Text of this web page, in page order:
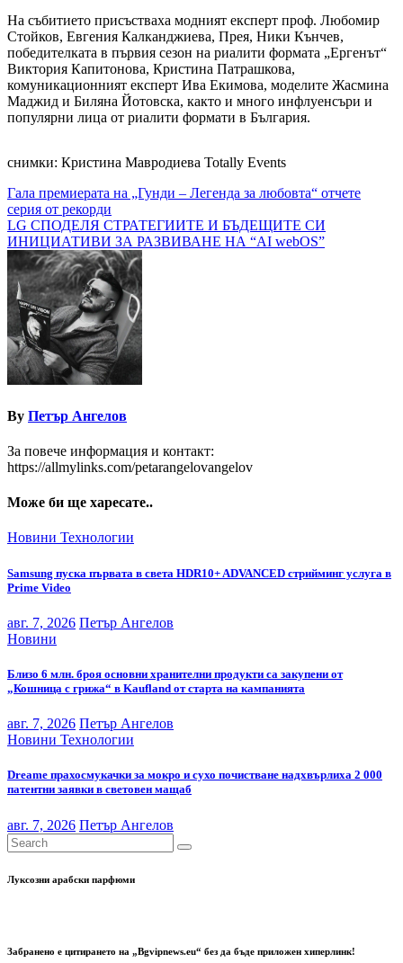
На събитието присъстваха модният експерт проф. Любомир
Стойков, Евгения Калканджиева, Прея, Ники Кънчев,
победителката в първия сезон на риалити формата „Ергенът“
Виктория Капитонова, Кристина Патрашкова,
комуникационният експерт Ива Екимова, моделите Жасмина
Маджид и Биляна Йотовска, както и много инфлуенсъри и
популярни лица от риалити формати в България.
снимки: Кристина Мавродиева Totally Events
Навигация
Гала премиерата на „Гунди – Легенда за любовта“ отчете
серия от рекорди
LG СПОДЕЛЯ СТРАТЕГИИТЕ И БЪДЕЩИТЕ СИ
ИНИЦИАТИВИ ЗА РАЗВИВАНЕ НА “AI webOS”
By Петър Ангелов
За повече информация и контакт:
https://allmylinks.com/petarangelovangelov
Може би ще харесате..
Новини Технологии
Samsung пуска първата в света HDR10+ ADVANCED стрийминг услуга в
Prime Video
авг. 7, 2026 Петър Ангелов
Новини
Близо 6 млн. броя основни хранителни продукти са закупени от
„Кошница с грижа“ в Kaufland от старта на кампанията
авг. 7, 2026 Петър Ангелов
Новини Технологии
Dreame прахосмукачки за мокро и сухо почистване надхвърлиха 2 000
патентни заявки в световен мащаб
авг. 7, 2026 Петър Ангелов
Луксозни арабски парфюми
Забранено е цитирането на „Bgvipnews.eu“ без да бъде приложен хиперлинк!